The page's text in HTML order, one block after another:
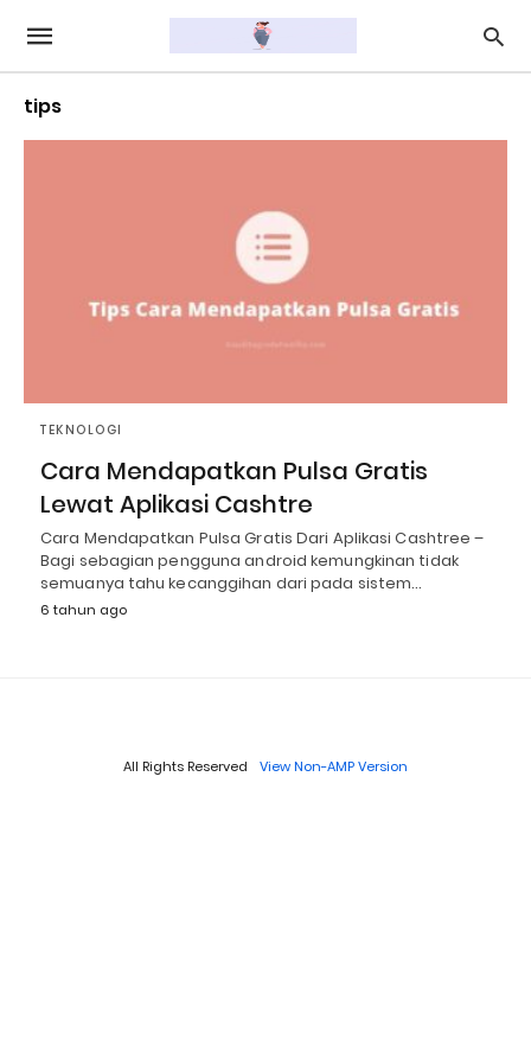
tips
TEKNOLOGI
Cara Mendapatkan Pulsa Gratis
Lewat Aplikasi Cashtre
Cara Mendapatkan Pulsa Gratis Dari Aplikasi Cashtree –
Bagi sebagian pengguna android kemungkinan tidak
semuanya tahu kecanggihan dari pada sistem…
6 tahun ago
All Rights Reserved View Non-AMP Version